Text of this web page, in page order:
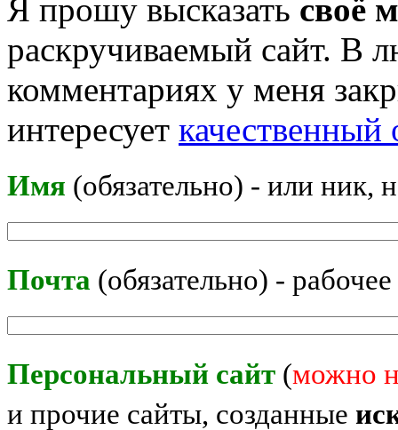
Я прошу высказать своё
раскручиваемый сайт. В
комментариях у меня
интересует
Имя (обязательно) - или ник,
Почта (обязательно) -
Персональный сайт (можно
и прочие сайты, созданные